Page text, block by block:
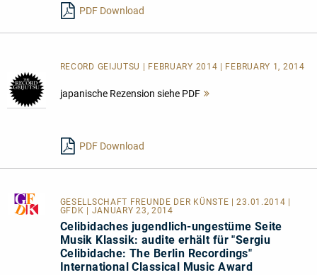
PDF Download
RECORD GEIJUTSU | FEBRUARY 2014 | FEBRUARY 1, 2014
japanische Rezension siehe PDF
PDF Download
GESELLSCHAFT FREUNDE DER KÜNSTE
| 23.01.2014 |
GFDK | JANUARY 23, 2014
Celibidaches jugendlich-ungestüme Seite
Musik Klassik: audite erhält für "Sergiu
Celibidache: The Berlin Recordings"
International Classical Music Award